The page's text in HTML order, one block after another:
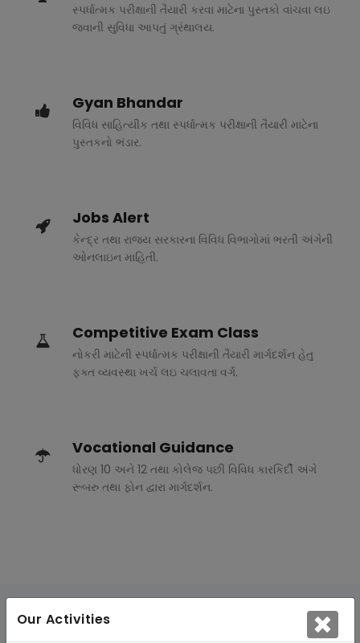
Our Activities
સ્પર્ધાત્મક પરીક્ષાની તૈયારી કરવા માટેના પુસ્તકો વાંચવા લઇ
જવાની સુવિધા આપતું ગ્રંથાલય.
Gyan Bhandar
વિવિધ સાહિત્યીક તથા સ્પર્ધાત્મક પરીક્ષાની તૈયારી માટેના
પુસ્તકનો ભંડાર.
Jobs Alert
કેન્દ્ર તથા રાજ્ય સરકારના વિવિધ વિભાગોમાં ભરતી અંગેની
ઓનલાઇન માહિતી.
Competitive Exam Class
નોકરી માટેની સ્પર્ધાત્મક પરીક્ષાની તૈયારી માર્ગદર્શન હેતુ
ફક્ત વ્યવસ્થા ખર્ચ લઇ ચલાવતા વર્ગ.
Vocational Guidance
ધોરણ 10 અને 12 તથા કોલેજ પછી વિવિધ કારકિર્દી અંગે
રૂબરુ તથા ફોન દ્વારા માર્ગદર્શન.